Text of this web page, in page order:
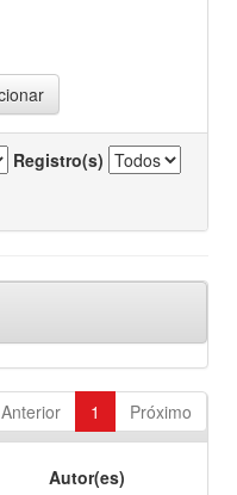
Registro(s)
Anterior 1 Próximo
Autor(es)